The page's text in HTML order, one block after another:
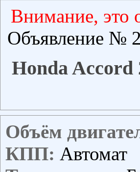
Внимание, это
Объявление №
Honda Accord
Объём
КПП: Автомат